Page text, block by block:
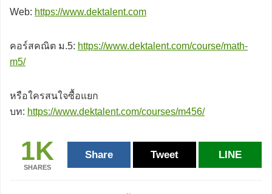
Web: https://www.dektalent.com
คอร์สคณิต ม.5: https://www.dektalent.com/course/math-
m5/
หรือใครสนใจซื้อแยก
บท: https://www.dektalent.com/courses/m456/
1K
SHARES
Share Tweet LINE